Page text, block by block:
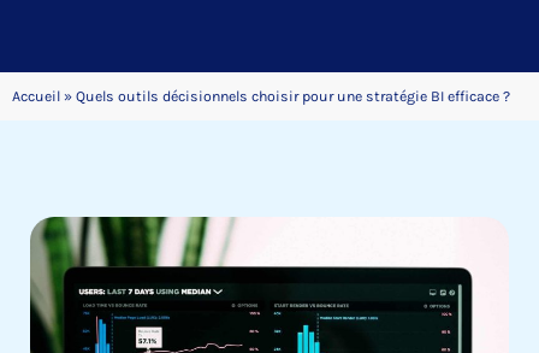
Accueil » Quels outils décisionnels choisir pour une stratégie BI efficace ?